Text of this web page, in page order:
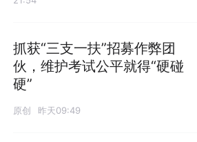
抓获“三支一扶”招募作弊团
伙，维护考试公平就得“硬碰
硬”
原创 昨天09:49